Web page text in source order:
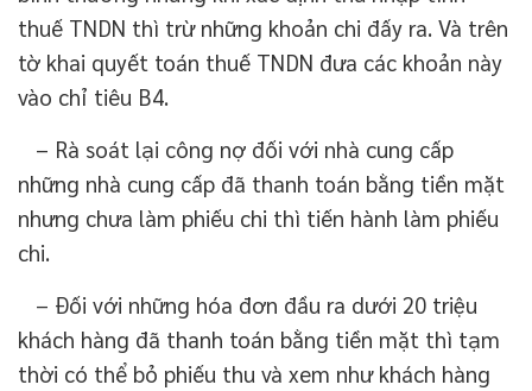
thuế TNDN thì trừ những khoản chi đấy ra. Và trên
tờ khai quyết toán thuế TNDN đưa các khoản này
vào chỉ tiêu B4.
– Rà soát lại công nợ đối với nhà cung cấp
những nhà cung cấp đã thanh toán bằng tiền mặt
nhưng chưa làm phiếu chi thì tiến hành làm phiếu
chi.
– Đối với những hóa đơn đầu ra dưới 20 triệu
khách hàng đã thanh toán bằng tiền mặt thì tạm
thời có thể bỏ phiếu thu và xem như khách hàng